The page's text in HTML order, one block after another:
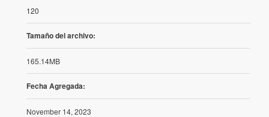
120
Tamaño del archivo:
165.14MB
Fecha Agregada:
November 14, 2023